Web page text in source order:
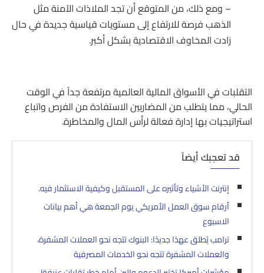
– ومع ذلك، من المتوقع أن تجد الملاذات الآمنة مثل
الذهب فرصة للارتفاع إلى مستويات قياسية جديدة في حال
زادت المخاوف الاقتصادية بشكل أكبر.
التقلبات في الأسواق المالية العالمية مرتفعة جداً في الوقت
الحالي، مما يتطلب من المضاربين الاستفادة من الفرص واتباع
استراتيجيات بها إدارة فعالة لرأس المال والمخاطرة.
قد تعجبك أيضاً
إنترنت الأشياء وتأثيره على المستقبل وكيفية الاستثمار فيه.
أرقام سوق العمل الأمريكي يوم الجمعة هي أهم بيانات
الاسبوع
ترامب يُطلق عهدًا جديدًا: البنوك تتجه نحو العملات المشفرة،
والعملات المشفرة تتجه نحو الخدمات المصرفية